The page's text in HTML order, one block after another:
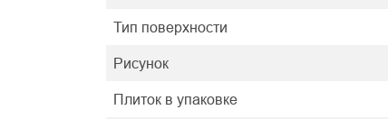
Тип поверхности
Рисунок
Плиток в упаковке